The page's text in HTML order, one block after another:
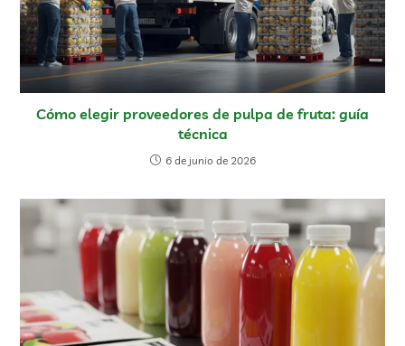
Cómo elegir proveedores de pulpa de fruta: guía
técnica
6 de junio de 2026